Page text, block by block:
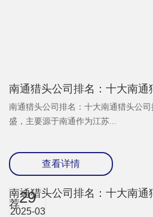
南通猎头公司排名：十大南通
南通猎头公司排名：十大南通猎头公
盛，主要源于南通作为江苏...
查看详情
29
2025-03
南通猎头公司排名：十大南通
荐